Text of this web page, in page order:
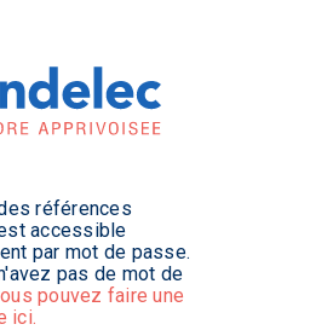
références
accessible
par mot de passe.
pas de mot de
pouvez faire une
ici.